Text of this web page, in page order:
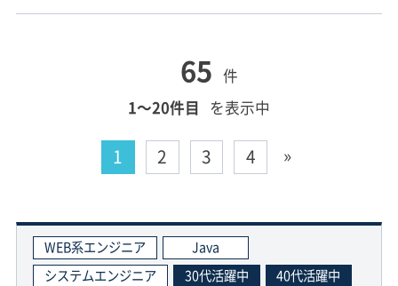
65 件
1〜20件目
を表示中
1 2 3 4 »
WEB系エンジニア
Java
システムエンジニア
30代活躍中
40代活躍中